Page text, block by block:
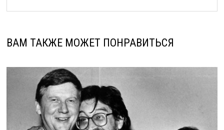
ВАМ ТАКЖЕ МОЖЕТ ПОНРАВИТЬСЯ